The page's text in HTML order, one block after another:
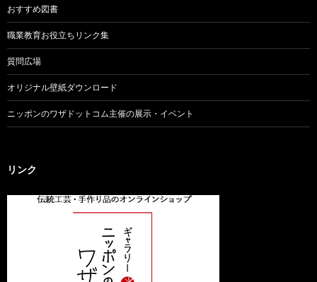
おすすめ図書
職業教育お役立ちリンク集
質問広場
オリジナル壁紙ダウンロード
ニッポンのワザドットコム主催の展示・イベント
リンク